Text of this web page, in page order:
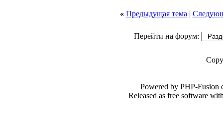
« Предыдущая тема |
Перейти на форум:
Powered by PHP-
Released as free software